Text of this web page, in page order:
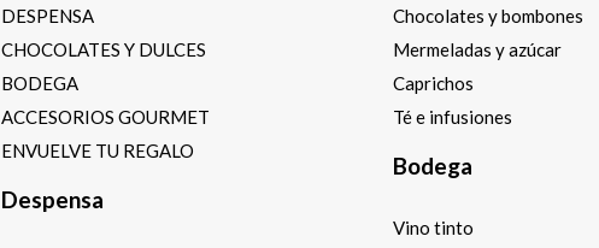
DESPENSA
CHOCOLATES Y DULCES
BODEGA
ACCESORIOS GOURMET
ENVUELVE TU REGALO
Despensa
Chocolates y bombones
Mermeladas y azúcar
Caprichos
Té e infusiones
Bodega
Vino tinto